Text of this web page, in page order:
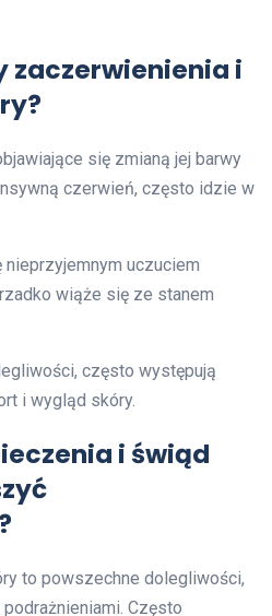
zaczerwienienia i
się zmianą jej barwy
czerwień, często idzie w
nieprzyjemnym uczuciem
wiąże się ze stanem
często występują
i wygląd skóry.
i świąd
to powszechne dolegliwości,
Często